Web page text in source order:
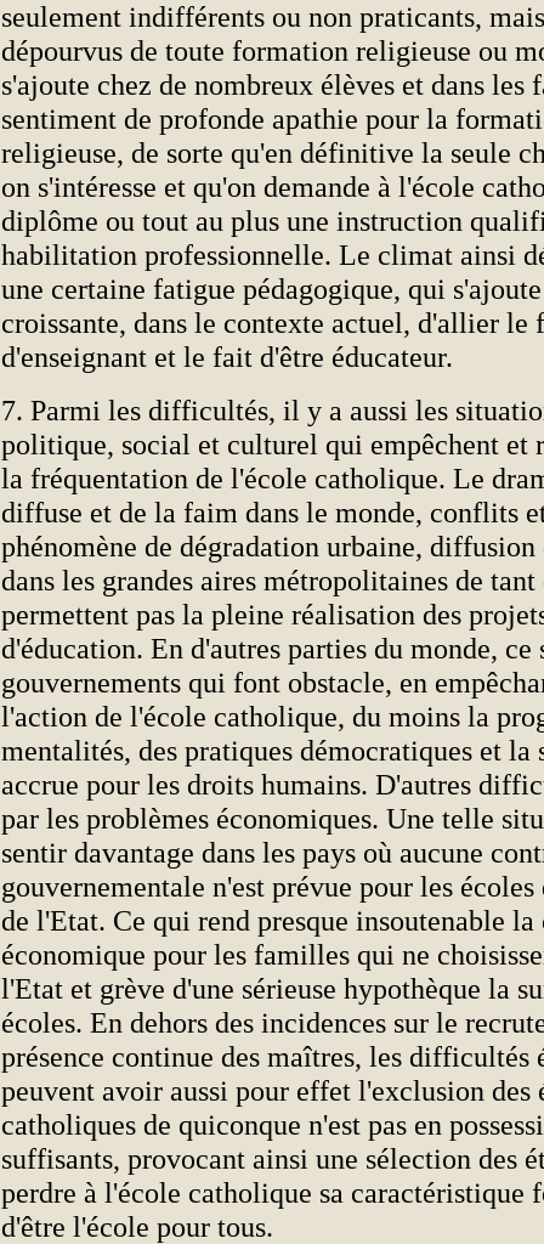
seulement indifférents ou non praticants,
dépourvus de toute formation religieuse ou
s'ajoute chez de nombreux élèves et dans les
sentiment de profonde apathie pour la
religieuse, de sorte qu'en définitive la seule
on s'intéresse et qu'on demande à l'école
diplôme ou tout au plus une instruction
habilitation professionnelle. Le climat ainsi
une certaine fatigue pédagogique, qui
croissante, dans le contexte actuel, d'allier le
d'enseignant et le fait d'être éducateur.
7. Parmi les difficultés, il y a aussi les
politique, social et culturel qui empêchent
la fréquentation de l'école catholique. Le
diffuse et de la faim dans le monde, conflits
phénomène de dégradation urbaine,
dans les grandes aires métropolitaines de tant
permettent pas la pleine réalisation des
d'éducation. En d'autres parties du monde, ce
gouvernements qui font obstacle, en
l'action de l'école catholique, du moins la
mentalités, des pratiques démocratiques et
accrue pour les droits humains. D'autres
par les problèmes économiques. Une telle
sentir davantage dans les pays où aucune
gouvernementale n'est prévue pour les écoles
de l'Etat. Ce qui rend presque insoutenable la
économique pour les familles qui ne
l'Etat et grève d'une sérieuse hypothèque la
écoles. En dehors des incidences sur le
présence continue des maîtres, les difficultés
peuvent avoir aussi pour effet l'exclusion des
catholiques de quiconque n'est pas en
suffisants, provocant ainsi une sélection des
perdre à l'école catholique sa caractéristique
d'être l'école pour tous.